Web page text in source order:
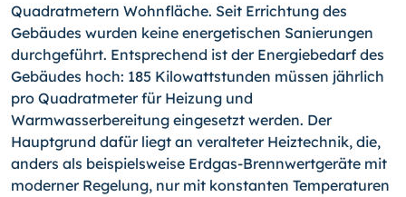
Quadratmetern Wohnfläche. Seit Errichtung des
Gebäudes wurden keine energetischen Sanierungen
durchgeführt. Entsprechend ist der Energiebedarf des
Gebäudes hoch: 185 Kilowattstunden müssen jährlich
pro Quadratmeter für Heizung und
Warmwasserbereitung eingesetzt werden. Der
Hauptgrund dafür liegt an veralteter Heiztechnik, die,
anders als beispielsweise Erdgas-Brennwertgeräte mit
moderner Regelung, nur mit konstanten Temperaturen